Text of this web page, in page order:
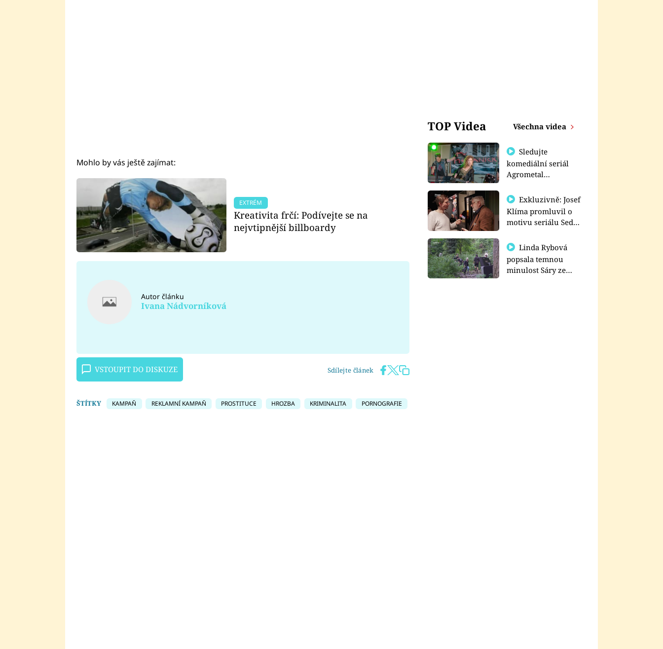
Mohlo by vás ještě zajímat:
EXTRÉM
Kreativita frčí: Podívejte se na
nejvtipnější billboardy
Autor článku
Ivana Nádvorníková
VSTOUPIT DO DISKUZE Sdílejte článek
ŠTÍTKY KAMPAŇ REKLAMNÍ KAMPAŇ PROSTITUCE HROZBA KRIMINALITA PORNOGRAFIE
TOP Videa Všechna videa
Sledujte
komediální seriál
Agrometal
prima+
Exkluzivně: Josef
Klíma promluvil o
motivu seriálu Sedm
Linda Rybová
popsala temnou
minulost Sáry ze